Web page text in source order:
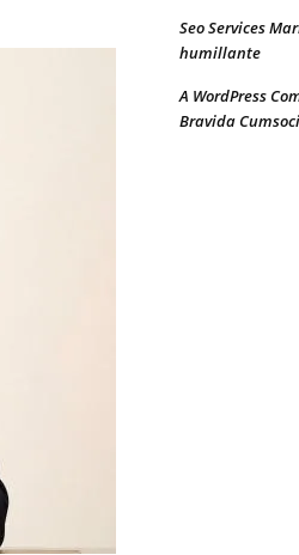
Seo Services
humillante
A WordPress
Bravida